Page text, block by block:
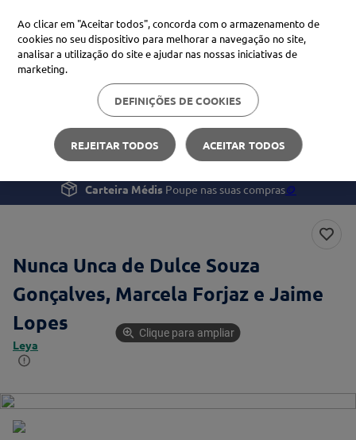
Procure no Marketplace Médis
Pesquisas mais comuns
xiaomi
Bem-estar Livros e Jogos
Carteira Médis Poupe nas suas compras🪙
Nunca Unca de Dulce Souza
Gonçalves, Marcela Forjaz e Jaime
Lopes
Leya
Clique para ampliar
Ao clicar em "Aceitar todos", concorda com o armazenamento de
cookies no seu dispositivo para melhorar a navegação no site,
analisar a utilização do site e ajudar nas nossas iniciativas de
marketing.
DEFINIÇÕES DE COOKIES
REJEITAR TODOS ACEITAR TODOS